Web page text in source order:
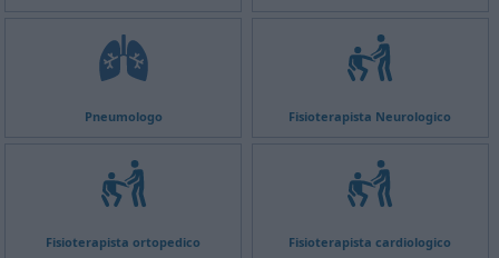
Pneumologo Fisioterapista Neurologico
Fisioterapista ortopedico Fisioterapista cardiologico